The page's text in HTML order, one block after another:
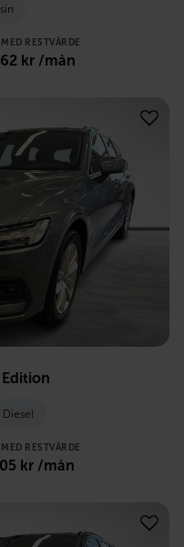
MED RESTVÄRDE
kr /mån
Diesel
MED RESTVÄRDE
kr /mån